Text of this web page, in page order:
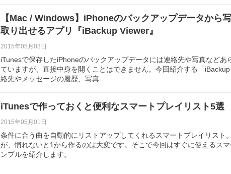
【Mac / Windows】iPhoneのバックアップデータから
取り出せるアプリ『iBackup Viewer』
2015年05月03日
iTunesで保存したiPhoneのバックアップデータには連絡先や写真などあ
ていますが、直接中身を開くことはできません。今回紹介する「
絡先やメッセージの履歴、写真…
iTunesで作っておくと便利なスマートプレイリスト5選
2015年05月01日
条件に合う曲を自動的にリストアップしてくれるスマートプレイリスト
が、慣れないと1から作るのは大変です。そこで今回はすぐに使えるス
ンプルを紹介します。